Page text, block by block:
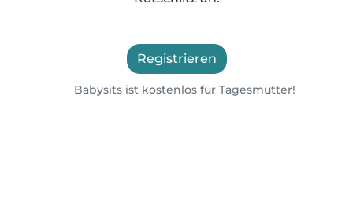
Registrieren
Babysits ist kostenlos für Tagesmütter!